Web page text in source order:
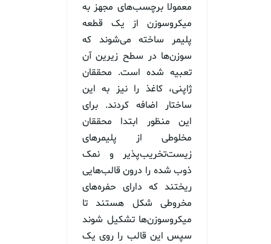
معمولا برچسب‌های مجهز به
میکروسوزن از یک قطعه
پلیمر ساخته می‌شوند که
سوزن‌ها در سطح زیرین آن
تعبیه شده است. محققان
ژاپنی، کاغذ را نیز به این
ساختار اضافه کردند. برای
این منظور ابتدا محققان
مخلوطی از پلیمرهای
زیست‌تخریب‌پذیر و نمک
ذوب شده را درون قالب‌هایی
ریختند که دارای حفره‌های
مخروطی شکل هستند تا
میکروسوزن‌ها تشکیل شوند
سپس این قالب را روی یک